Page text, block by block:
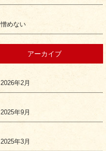
憎めない
アーカイブ
2026年2月
2025年9月
2025年3月